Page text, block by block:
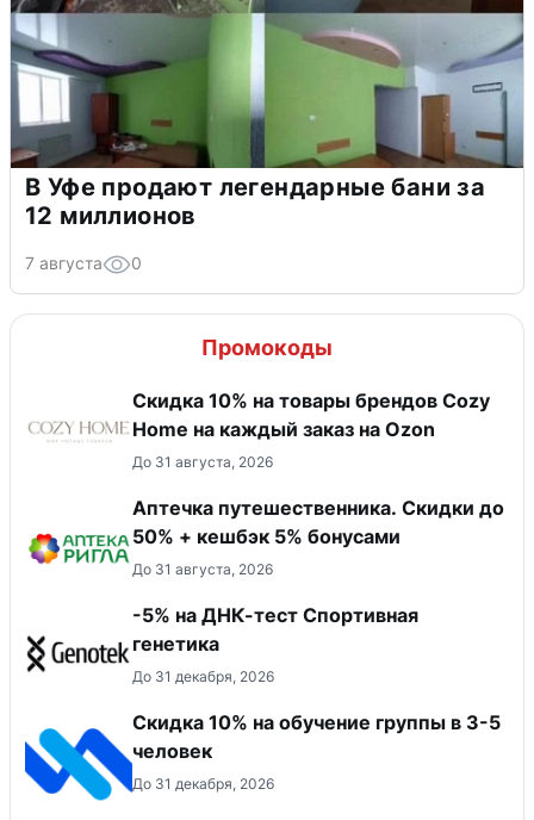
В Уфе продают легендарные бани за
12 миллионов
7 августа 0
Промокоды
Скидка 10% на товары брендов Cozy
Home на каждый заказ на Оzon
До 31 августа, 2026
Аптечка путешественника. Скидки до
50% + кешбэк 5% бонусами
До 31 августа, 2026
-5% на ДНК-тест Спортивная
генетика
До 31 декабря, 2026
Скидка 10% на обучение группы в 3-5
человек
До 31 декабря, 2026